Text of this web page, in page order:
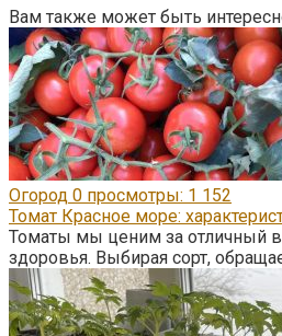
Вам также может быть
Огород 0 просмотры: 1 152
Томат Красное море:
Томаты мы ценим за отличный
здоровья. Выбирая сорт,